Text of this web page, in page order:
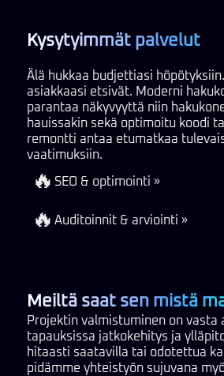
Kysytyimmät palvelut
Älä hukkaa budjettiasi
asiakkaasi etsivät. Moderni
parantaa näkyvyyttä niin
hauissakin sekä optimoitu koodi
remontti antaa etumatkaa
vaatimuksiin.
🔥 SEO & optimointi »
🔥 Auditoinnit & arviointi »
Meiltä saat sen mistä
Projektin valmistuminen on vasta
tapauksissa jatkokehitys ja
hitaasti saatavilla tai odotettua
pidämme yhteistyön sujuvana